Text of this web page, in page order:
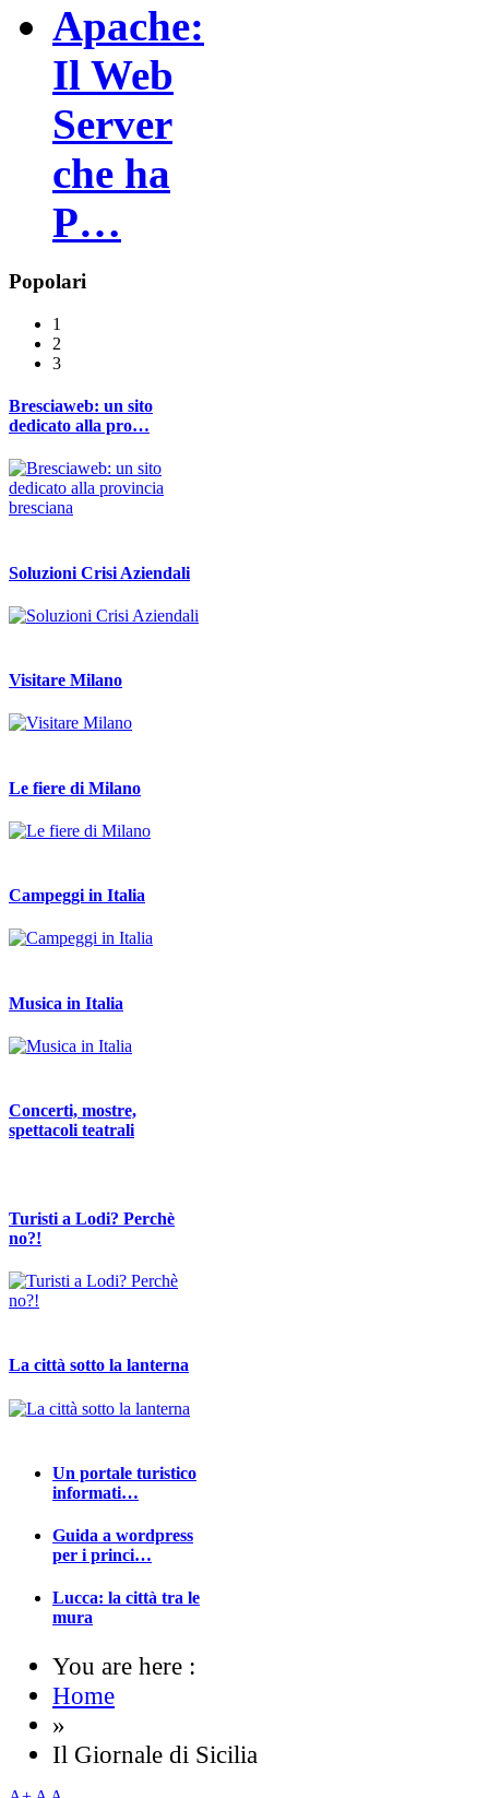
Apache:
Il Web
Server
che ha
P…
Popolari
1
2
3
Bresciaweb: un sito
dedicato alla pro…
Soluzioni Crisi Aziendali
Visitare Milano
Le fiere di Milano
Campeggi in Italia
Musica in Italia
Concerti, mostre,
spettacoli teatrali
Turisti a Lodi? Perchè
no?!
La città sotto la lanterna
Un portale turistico
informati…
Guida a wordpress
per i princi…
Lucca: la città tra le
mura
You are here :
Home
»
Il Giornale di Sicilia